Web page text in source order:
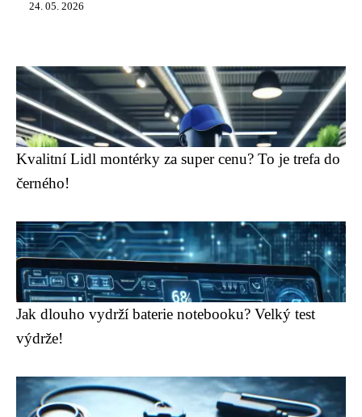
24. 05. 2026
Kvalitní Lidl montérky za super cenu? To je trefa do
černého!
Jak dlouho vydrží baterie notebooku? Velký test
výdrže!